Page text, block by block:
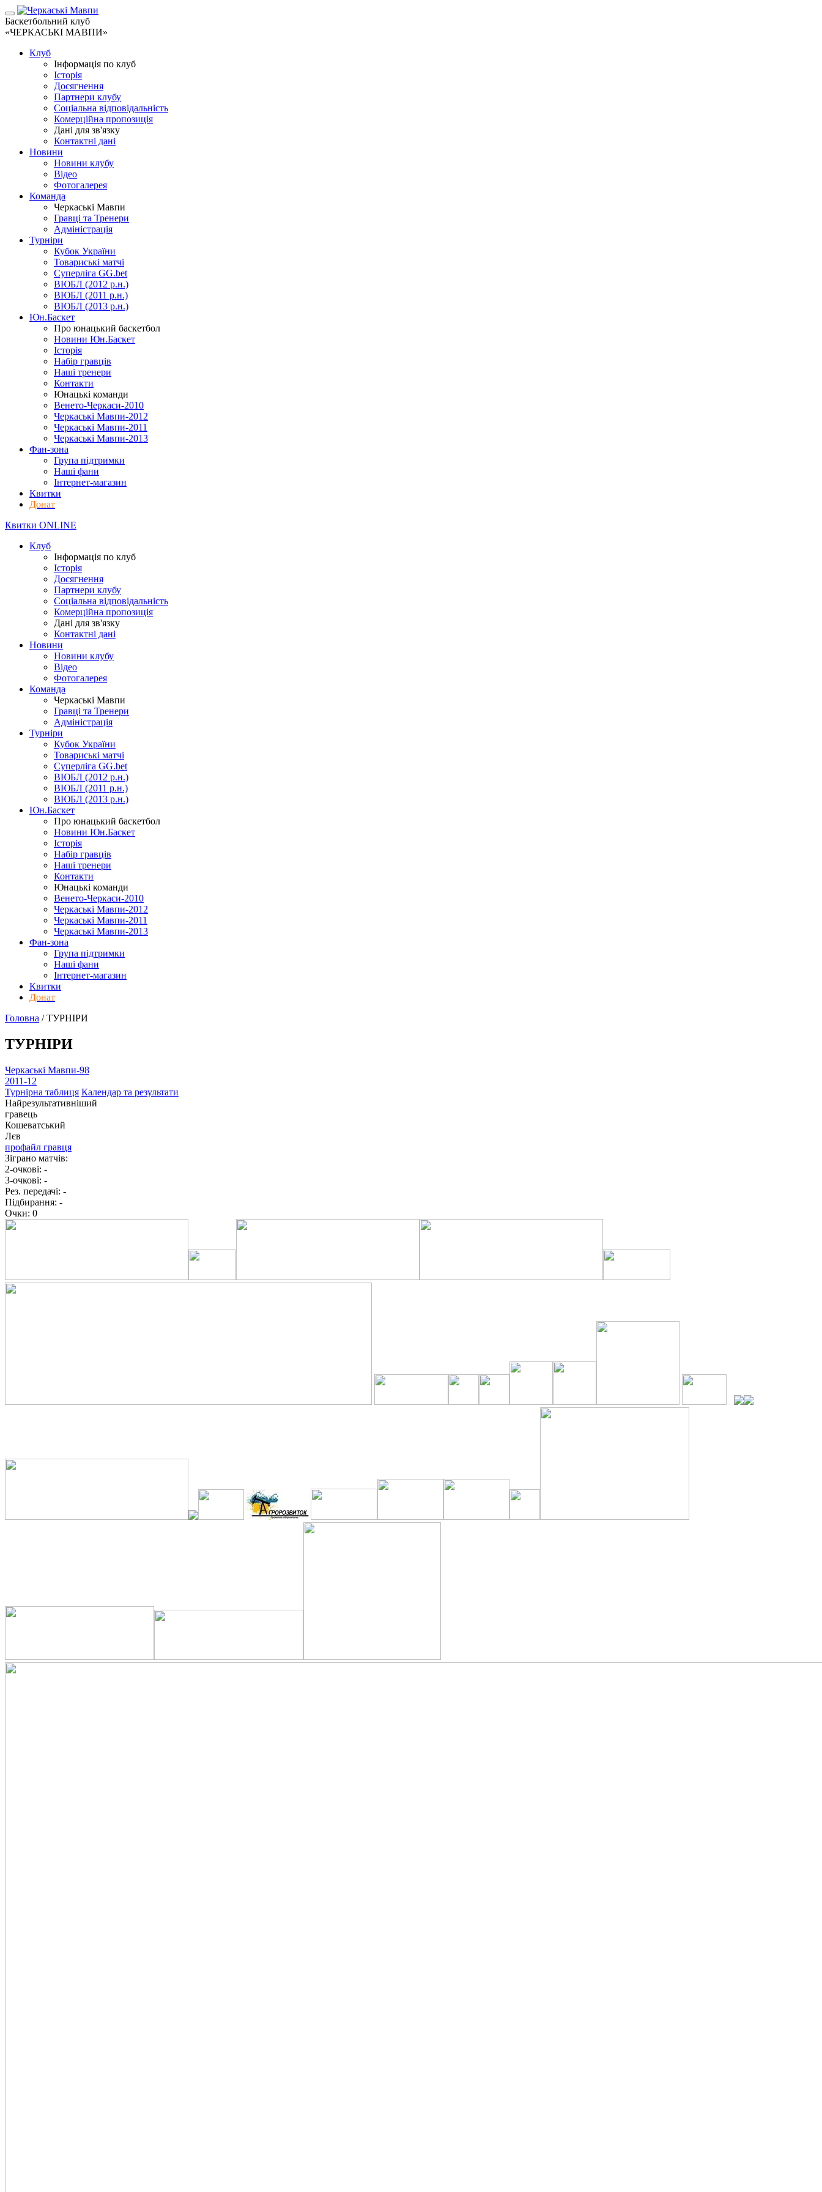
Баскетбольний клуб
«ЧЕРКАСЬКІ МАВПИ»
Клуб
Інформація по клуб
Історія
Досягнення
Партнери клубу
Соціальна відповідальність
Комерційна пропозиція
Дані для зв'язку
Контактні дані
Новини
Новини клубу
Відео
Фотогалерея
Команда
Черкаські Мавпи
Гравці та Тренери
Адміністрація
Турніри
Кубок України
Товариські матчі
Суперліга GG.bet
ВЮБЛ (2012 р.н.)
ВЮБЛ (2011 р.н.)
ВЮБЛ (2013 р.н.)
Юн.Баскет
Про юнацький баскетбол
Новини Юн.Баскет
Історія
Набір гравців
Наші тренери
Контакти
Юнацькі команди
Венето-Черкаси-2010
Черкаські Мавпи-2012
Черкаські Мавпи-2011
Черкаські Мавпи-2013
Фан-зона
Група підтримки
Наші фани
Інтернет-магазин
Квитки
Донат
Квитки ONLINE
Клуб
Інформація по клуб
Історія
Досягнення
Партнери клубу
Соціальна відповідальність
Комерційна пропозиція
Дані для зв'язку
Контактні дані
Новини
Новини клубу
Відео
Фотогалерея
Команда
Черкаські Мавпи
Гравці та Тренери
Адміністрація
Турніри
Кубок України
Товариські матчі
Суперліга GG.bet
ВЮБЛ (2012 р.н.)
ВЮБЛ (2011 р.н.)
ВЮБЛ (2013 р.н.)
Юн.Баскет
Про юнацький баскетбол
Новини Юн.Баскет
Історія
Набір гравців
Наші тренери
Контакти
Юнацькі команди
Венето-Черкаси-2010
Черкаські Мавпи-2012
Черкаські Мавпи-2011
Черкаські Мавпи-2013
Фан-зона
Група підтримки
Наші фани
Інтернет-магазин
Квитки
Донат
Головна /ТУРНІРИ
ТУРНІРИ
Черкаські Мавпи-98
2011-12
Турнірна таблиця Календар та результати
Найрезультативніший
гравець
Кошеватський
Лєв
профайл гравця
Зіграно матчів:
2-очкові: -
3-очкові: -
Рез. передачі: -
Підбирання: -
Очки: 0